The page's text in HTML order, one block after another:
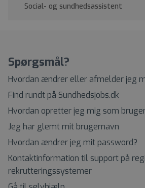
Social- og sundhedsassistent
Spørgsmål?
Hvordan ændrer eller afmelder jeg
Find rundt på Sundhedsjobs.dk
Hvordan opretter jeg mig som
Jeg har glemt mit brugernavn
Hvordan ændrer jeg mit password?
Kontaktinformation til support på
rekrutteringssystemer